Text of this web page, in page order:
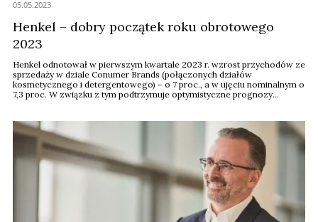
Henkel – dobry początek roku obrotowego
2023
Henkel odnotował w pierwszym kwartale 2023 r. wzrost przychodów ze
sprzedaży w dziale Conumer Brands (połączonych działów
kosmetycznego i detergentowego) – o 7 proc., a w ujęciu nominalnym o
7,3 proc. W związku z tym podtrzymuje optymistyczne prognozy
wolumenów sprzedaży. Częściowo był to skutek ...
05.05.2023